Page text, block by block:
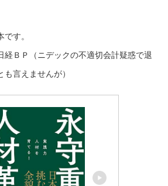
す。
ＢＰ（ニデックの不適切会計疑惑で退
言えませんが）